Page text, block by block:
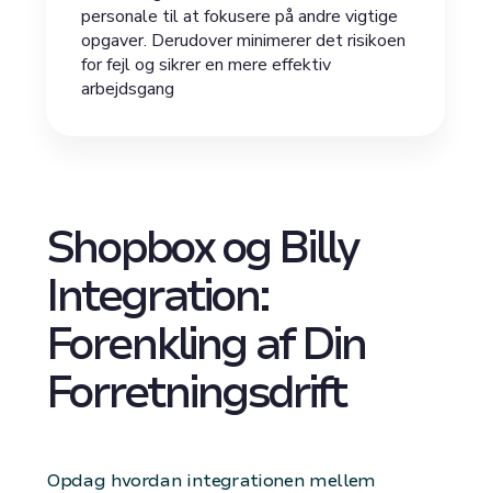
personale til at fokusere på andre vigtige
opgaver. Derudover minimerer det risikoen
for fejl og sikrer en mere effektiv
arbejdsgang
Shopbox og Billy
Integration:
Forenkling af Din
Forretningsdrift
Opdag hvordan integrationen mellem